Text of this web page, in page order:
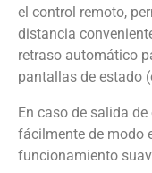
el control remoto,
distancia
retraso automático
pantallas de estado
En caso de salida
fácilmente de modo
funcionamiento